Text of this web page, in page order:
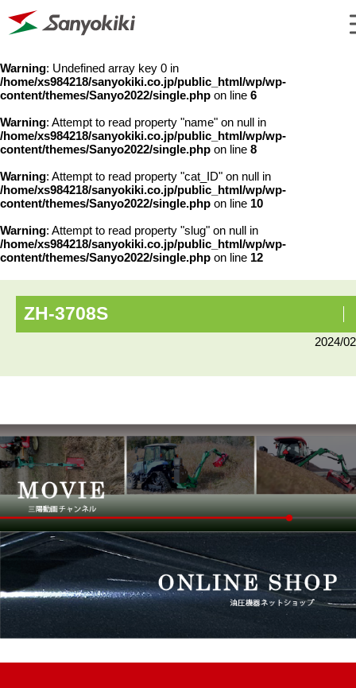
Warning: Undefined array key 0 in
/home/xs984218/sanyokiki.co.jp/public_html/wp/wp-
content/themes/Sanyo2022/single.php on line 6
Warning: Attempt to read property "name" on null in
/home/xs984218/sanyokiki.co.jp/public_html/wp/wp-
content/themes/Sanyo2022/single.php on line 8
Warning: Attempt to read property "cat_ID" on null in
/home/xs984218/sanyokiki.co.jp/public_html/wp/wp-
content/themes/Sanyo2022/single.php on line 10
Warning: Attempt to read property "slug" on null in
/home/xs984218/sanyokiki.co.jp/public_html/wp/wp-
content/themes/Sanyo2022/single.php on line 12
ZH-3708S
2024/